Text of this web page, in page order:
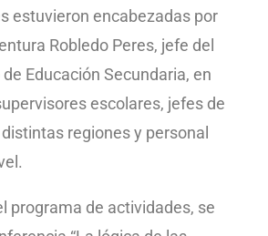
estuvieron encabezadas por
Robledo Peres, jefe del
Educación Secundaria, en
escolares, jefes de
regiones y personal
programa de actividades, se